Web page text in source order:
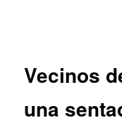
Vecinos
una